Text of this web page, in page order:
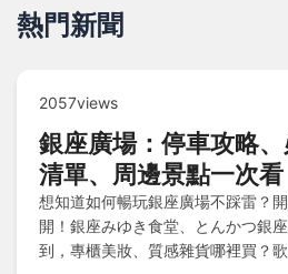
熱門新聞
2057views
銀座廣場：停車攻略
清單、周邊景點一次看
想知道如何暢玩銀座廣場不踩雷？
開！銀座みゆき食堂、とんかつ銀
到，專櫃美妝、質感雜貨哪裡買？